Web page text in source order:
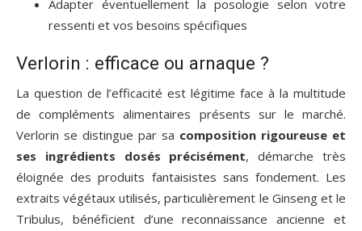
Adapter éventuellement la posologie selon votre
ressenti et vos besoins spécifiques
Verlorin : efficace ou arnaque ?
La question de l’efficacité est légitime face à la multitude
de compléments alimentaires présents sur le marché.
Verlorin se distingue par sa composition rigoureuse et
ses ingrédients dosés précisément, démarche très
éloignée des produits fantaisistes sans fondement. Les
extraits végétaux utilisés, particulièrement le Ginseng et le
Tribulus, bénéficient d’une reconnaissance ancienne et